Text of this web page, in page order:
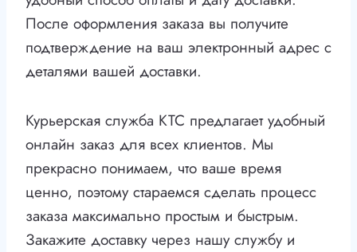
После оформления заказа вы получите
подтверждение на ваш электронный адрес с
деталями вашей доставки.
Курьерская служба КТС предлагает удобный
онлайн заказ для всех клиентов. Мы
прекрасно понимаем, что ваше время
ценно, поэтому стараемся сделать процесс
заказа максимально простым и быстрым.
Закажите доставку через нашу службу и